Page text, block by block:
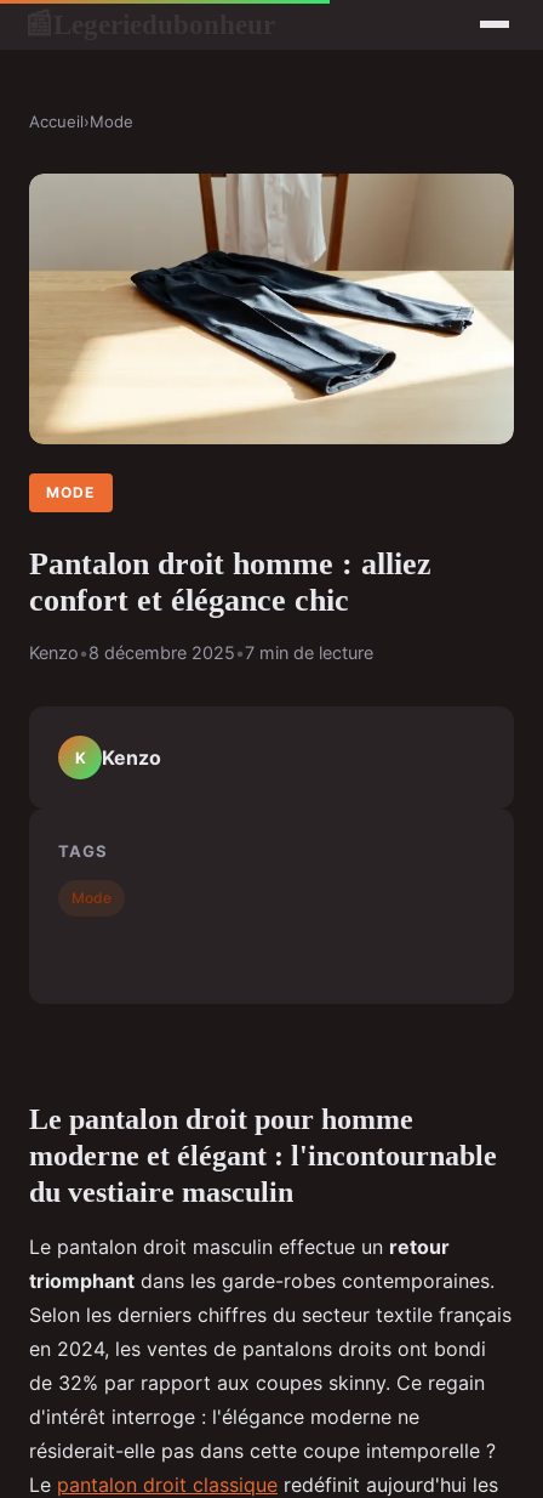
Accueil›Mode
MODE
Pantalon droit homme : alliez
confort et élégance chic
Kenzo•8 décembre 2025•7 min de lecture
Le pantalon droit pour homme
moderne et élégant : l'incontournable
du vestiaire masculin
Le pantalon droit masculin effectue un retour
triomphant dans les garde-robes contemporaines.
Selon les derniers chiffres du secteur textile français
en 2024, les ventes de pantalons droits ont bondi
de 32% par rapport aux coupes skinny. Ce regain
d'intérêt interroge : l'élégance moderne ne
résiderait-elle pas dans cette coupe intemporelle ?
Le pantalon droit classique redéfinit aujourd'hui les
K Kenzo
TAGS
Mode